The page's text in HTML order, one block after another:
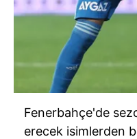
Fenerbahçe'de
erecek isimlerden